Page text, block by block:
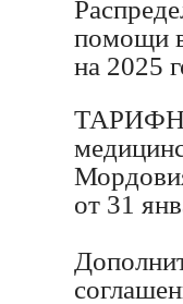
помощи
на 2025
от 31